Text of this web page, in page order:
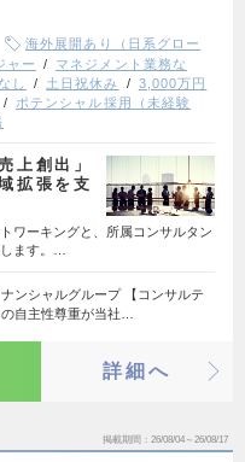
海外展開あり（日系グロー
ャー
マネジメント業務な
し 土日祝休み
3,000万円
ポテンシャル採用（未経験
上創出」
拡張を支
ワーキングと、所属コンサルタン
ます。…
ンシャルグループ 【コンサルテ
自主性尊重が当社…
詳細へ
掲載期間 26/08/04～26/08/17